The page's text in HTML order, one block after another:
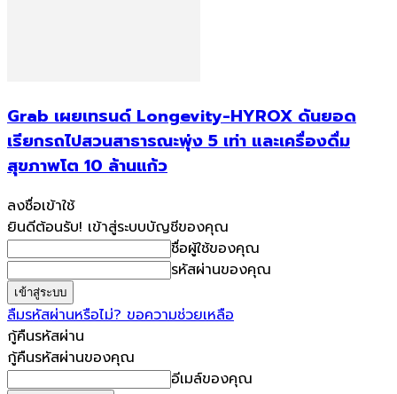
Grab เผยเทรนด์ Longevity-HYROX ดันยอด
เรียกรถไปสวนสาธารณะพุ่ง 5 เท่า และเครื่องดื่ม
สุขภาพโต 10 ล้านแก้ว
ลงชื่อเข้าใช้
ยินดีต้อนรับ! เข้าสู่ระบบบัญชีของคุณ
ชื่อผู้ใช้ของคุณ
รหัสผ่านของคุณ
ลืมรหัสผ่านหรือไม่? ขอความช่วยเหลือ
กู้คืนรหัสผ่าน
กู้คืนรหัสผ่านของคุณ
อีเมล์ของคุณ